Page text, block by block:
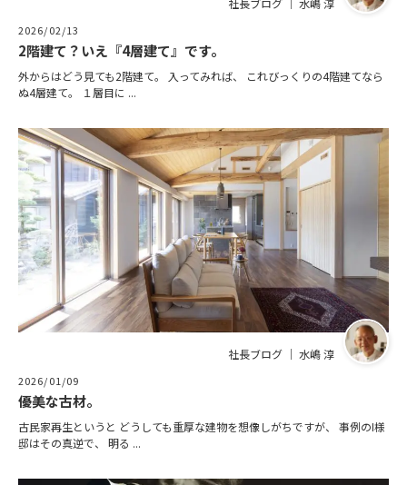
社長ブログ ｜ 水嶋 淳
2026/02/13
2階建て？いえ『4層建て』です。
外からはどう見ても2階建て。 入ってみれば、 これびっくりの4階建てなら
ぬ4層建て。 １層目に ...
社長ブログ ｜ 水嶋 淳
2026/01/09
優美な古材。
古民家再生というと どうしても重厚な建物を想像しがちですが、 事例のI様
邸はその真逆で、 明る ...